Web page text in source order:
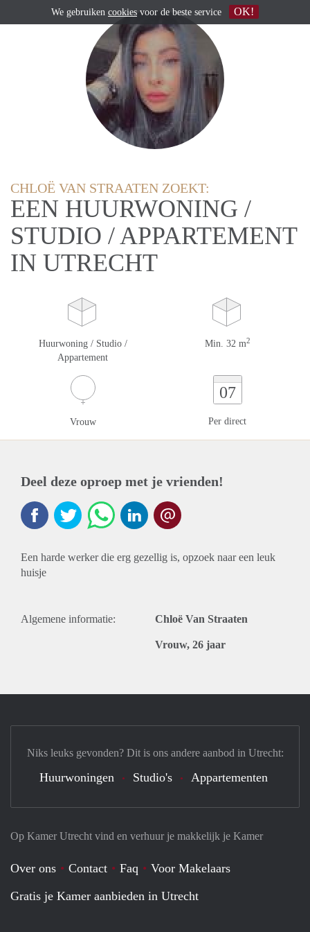
CHLOË VAN STRAATEN ZOEKT:
EEN HUURWONING /
STUDIO / APPARTEMENT
IN UTRECHT
Huurwoning / Studio /
Appartement
Min. 32 m2
Vrouw
07
Per direct
Deel deze oproep met je vrienden!
Een harde werker die erg gezellig is, opzoek naar een leuk
huisje
Algemene informatie: Chloë Van Straaten
Vrouw, 26 jaar
Op Kamer Utrecht vind en verhuur je makkelijk je Kamer
Over ons Contact Faq
Voor Makelaars
Gratis je Kamer aanbieden in Utrecht
Niks leuks gevonden? Dit is ons andere aanbod in Utrecht:
Huurwoningen Studio's Appartementen
We gebruiken cookies voor de beste service OK!